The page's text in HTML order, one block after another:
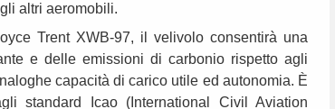
altri aeromobili.
Trent XWB-97, il velivolo consentirà una
e delle emissioni di carbonio rispetto agli
capacità di carico utile ed autonomia. È
standard Icao (International Civil Aviation